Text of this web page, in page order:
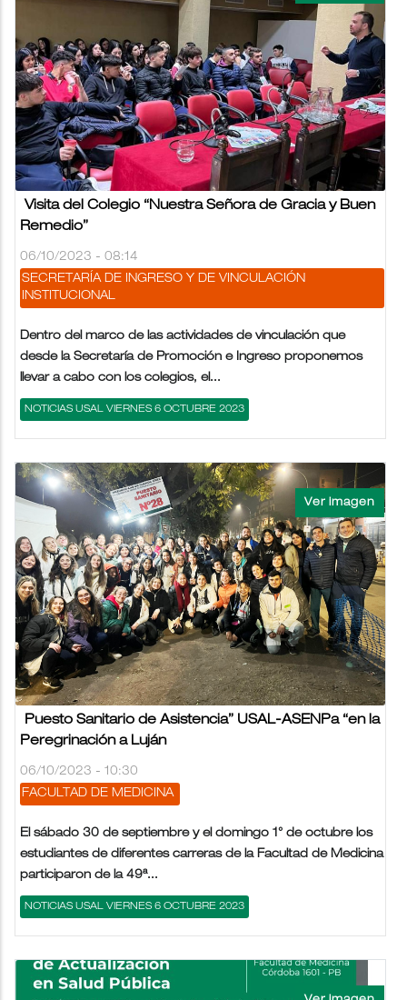
Visita del Colegio “Nuestra Señora de Gracia y Buen
Remedio”
06/10/2023 - 08:14
SECRETARÍA DE INGRESO Y DE VINCULACIÓN
INSTITUCIONAL
Dentro del marco de las actividades de vinculación que
desde la Secretaría de Promoción e Ingreso proponemos
llevar a cabo con los colegios, el...
NOTICIAS USAL VIERNES 6 OCTUBRE 2023
Puesto Sanitario de Asistencia” USAL-ASENPa “en la
Peregrinación a Luján
06/10/2023 - 10:30
FACULTAD DE MEDICINA
El sábado 30 de septiembre y el domingo 1° de octubre los
estudiantes de diferentes carreras de la Facultad de Medicina
participaron de la 49ª...
NOTICIAS USAL VIERNES 6 OCTUBRE 2023